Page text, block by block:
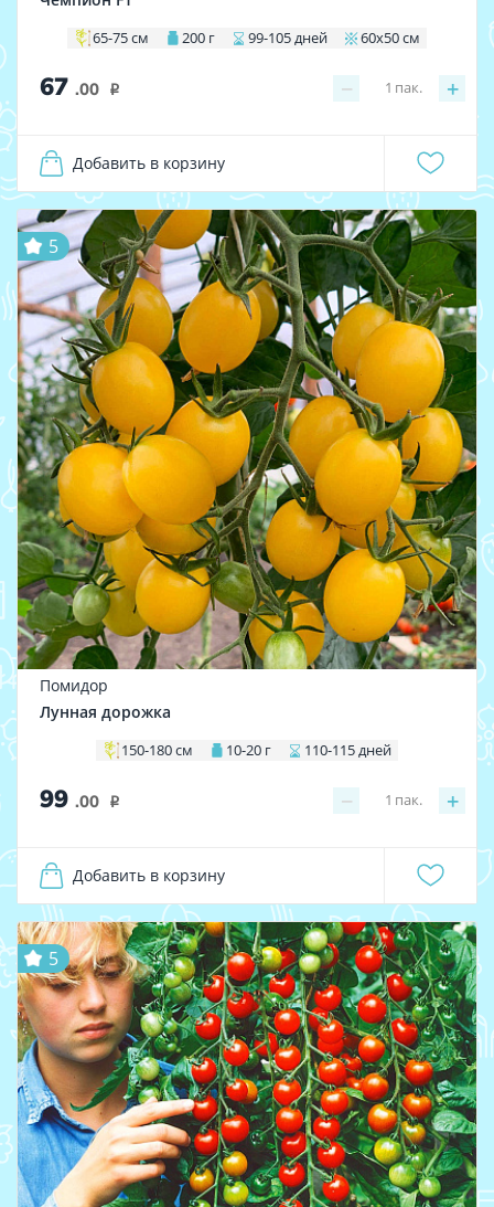
65-75 см 200 г 99-105 дней 60х50 см
67 .00 i − +
1 пак.
Добавить в корзину
5
Помидор
Лунная дорожка
150-180 cм 10-20 г 110-115 дней
99 .00 i − +
1 пак.
Добавить в корзину
5